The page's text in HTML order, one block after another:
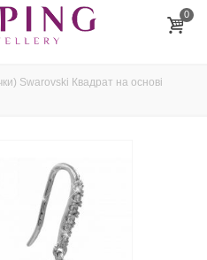
0
Swarovski Квадрат на основі